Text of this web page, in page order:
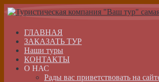
ГЛАВНАЯ
ЗАКАЗАТЬ ТУР
Наши туры
КОНТАКТЫ
О НАС
Рады вас приветствовать на